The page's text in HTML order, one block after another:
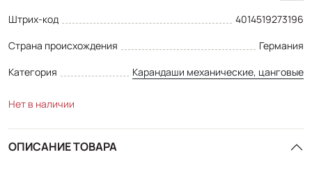
Штрих-код
4014519273196
Страна происхождения
Германия
Категория
Карандаши механические, цанговые
Нет в наличии
ОПИСАНИЕ ТОВАРА